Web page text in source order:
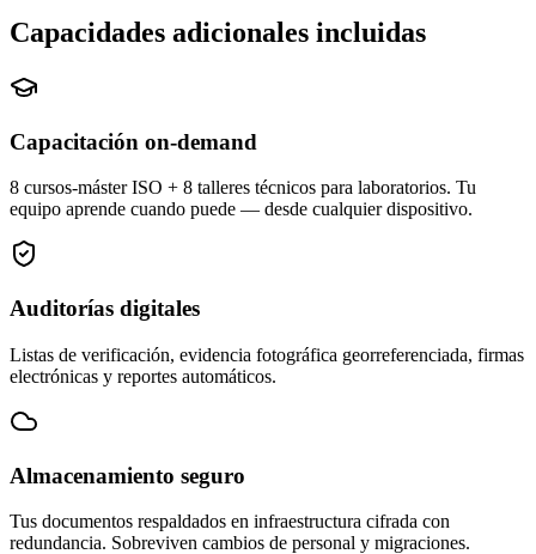
Capacidades adicionales incluidas
Capacitación on-demand
8 cursos-máster ISO + 8 talleres técnicos para laboratorios. Tu
equipo aprende cuando puede — desde cualquier dispositivo.
Auditorías digitales
Listas de verificación, evidencia fotográfica georreferenciada, firmas
electrónicas y reportes automáticos.
Almacenamiento seguro
Tus documentos respaldados en infraestructura cifrada con
redundancia. Sobreviven cambios de personal y migraciones.